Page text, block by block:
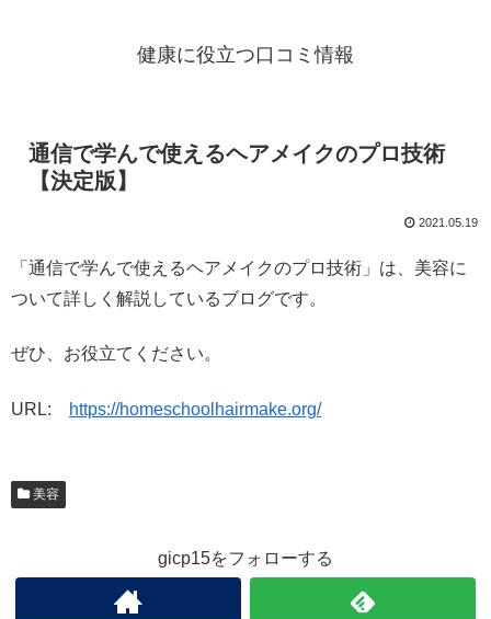
健康に役立つ口コミ情報
通信で学んで使えるヘアメイクのプロ技術
【決定版】
2021.05.19
「通信で学んで使えるヘアメイクのプロ技術」は、美容に
ついて詳しく解説しているブログです。
ぜひ、お役立てください。
URL: https://homeschoolhairmake.org/
美容
gicp15をフォローする